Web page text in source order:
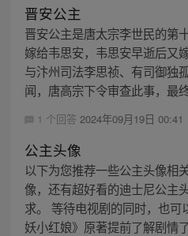
晋安公主
晋安公主是唐太宗李世民的第
嫁给韦思安，韦思安早逝后又
与汴州司法李思祯、有司御独
闻，唐高宗下令审查此事，最
1 个回答 2024年09月19日 00:41
公主头像
以下为您推荐一些公主头像相
像，还有超好看的迪士尼公主
求。 等待电视剧的同时，也可
妖小红娘》原著提前了解剧情了